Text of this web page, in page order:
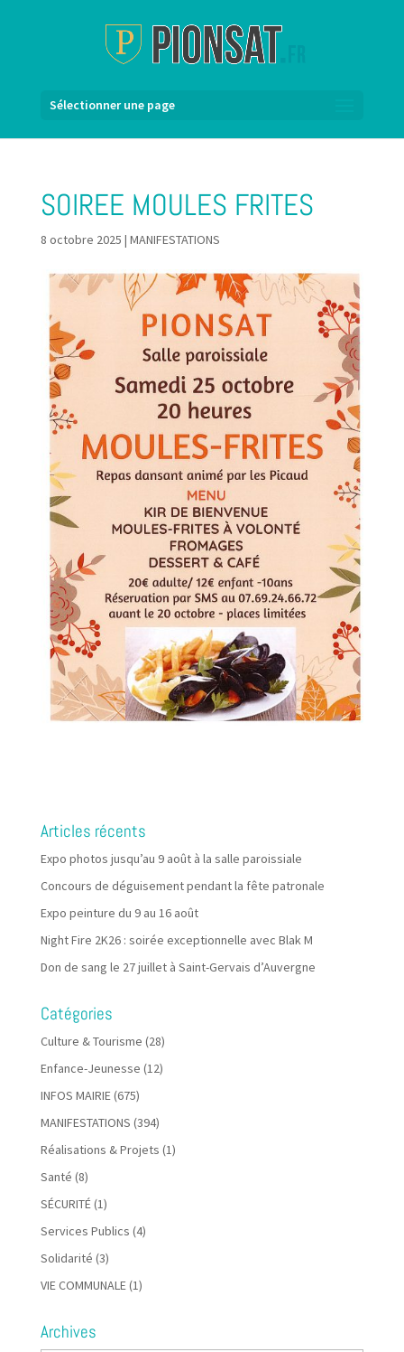
Sélectionner une page
SOIREE MOULES FRITES
8 octobre 2025 | MANIFESTATIONS
Articles récents
Expo photos jusqu’au 9 août à la salle paroissiale
Concours de déguisement pendant la fête patronale
Expo peinture du 9 au 16 août
Night Fire 2K26 : soirée exceptionnelle avec Blak M
Don de sang le 27 juillet à Saint-Gervais d’Auvergne
Catégories
Culture & Tourisme (28)
Enfance-Jeunesse (12)
INFOS MAIRIE(675)
MANIFESTATIONS (394)
Réalisations & Projets (1)
Santé (8)
SÉCURITÉ(1)
Services Publics (4)
Solidarité (3)
VIE COMMUNALE(1)
Archives